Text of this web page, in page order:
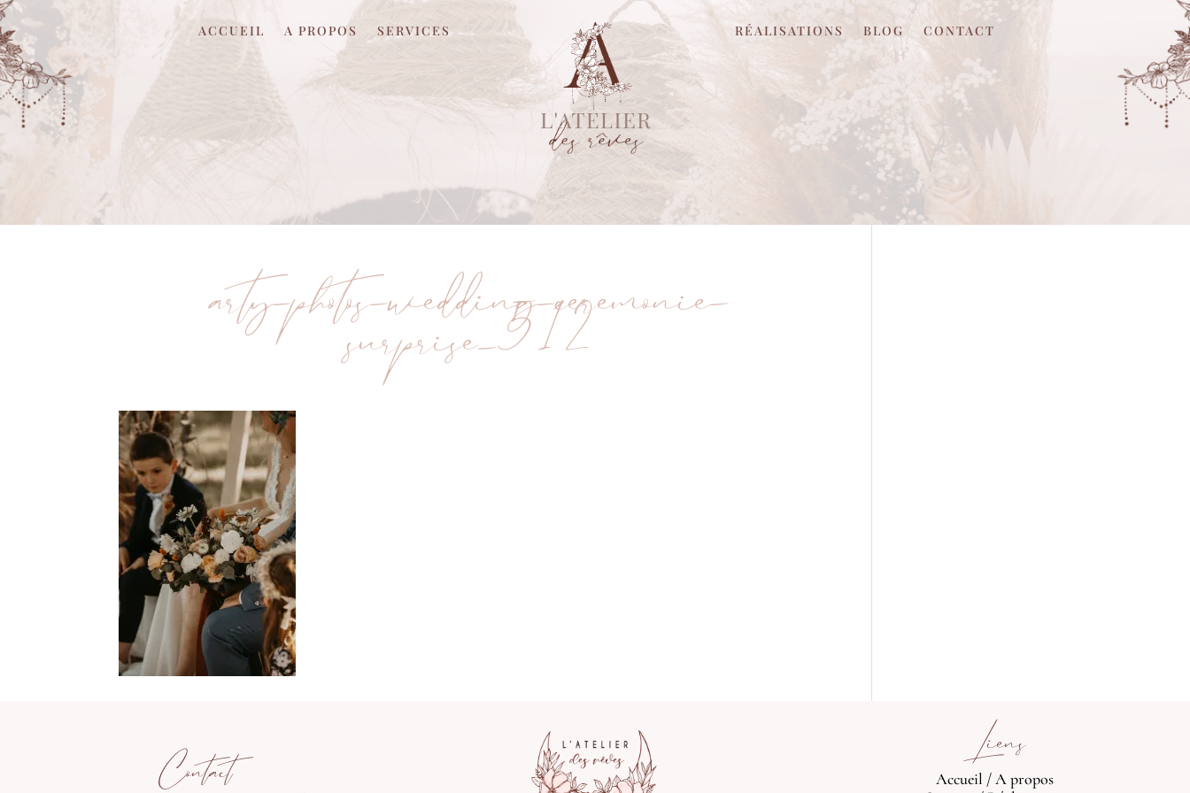
ACCUEIL A PROPOS SERVICES RÉALISATIONS BLOG CONTACT
arty-photos-wedding-ceremonie-
surprise_512
Contact
Liens
Accueil /A propos